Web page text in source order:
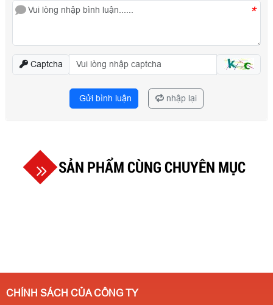
*
Captcha
Gửi bình luận nhập lại
SẢN PHẨM CÙNG CHUYÊN MỤC
CHÍNH SÁCH CỦA CÔNG TY